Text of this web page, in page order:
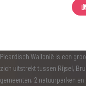
Picardisch Wallonië is een
zich uitstrekt tussen Rijsel,
gemeenten, 2 natuurparken